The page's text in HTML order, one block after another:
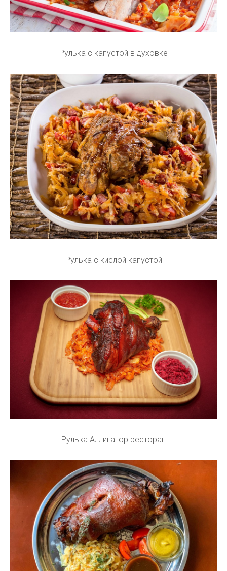
Рулька с капустой в духовке
Рулька с кислой капустой
Рулька Аллигатор ресторан